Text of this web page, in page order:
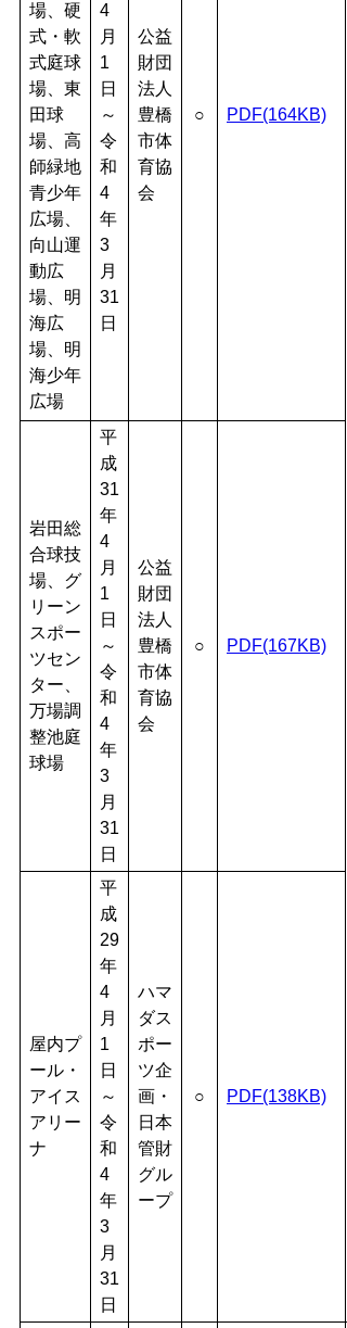
場、硬
式・軟
式庭球
場、東
田球
場、高
師緑地
青少年
広場、
向山運
動広
場、明
海広
場、明
海少年
広場
4
月
1
日
～
令
和
4
年
3
月
31
日
公益
財団
法人
豊橋
市体
育協
会
○ PDF(164KB)
岩田総
合球技
場、グ
リーン
スポー
ツセン
ター、
万場調
整池庭
球場
平
成
31
年
4
月
1
日
～
令
和
4
年
3
月
31
日
公益
財団
法人
豊橋
市体
育協
会
○ PDF(167KB)
屋内プ
ール・
アイス
アリー
ナ
平
成
29
年
4
月
1
日
～
令
和
4
年
3
月
31
日
ハマ
ダス
ポー
ツ企
画・
日本
管財
グル
ープ
○ PDF(138KB)